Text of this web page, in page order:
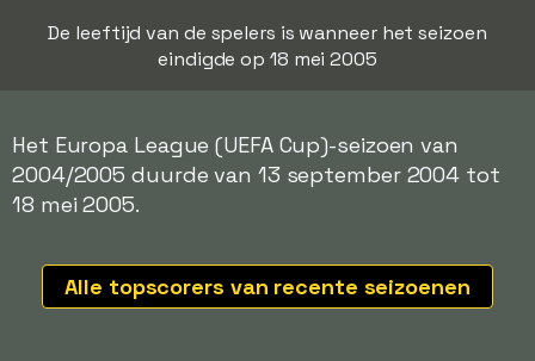
De leeftijd van de spelers is wanneer het seizoen
eindigde op 18 mei 2005
Het Europa League (UEFA Cup)-seizoen van
2004/2005 duurde van 13 september 2004 tot
18 mei 2005.
Alle topscorers van recente seizoenen